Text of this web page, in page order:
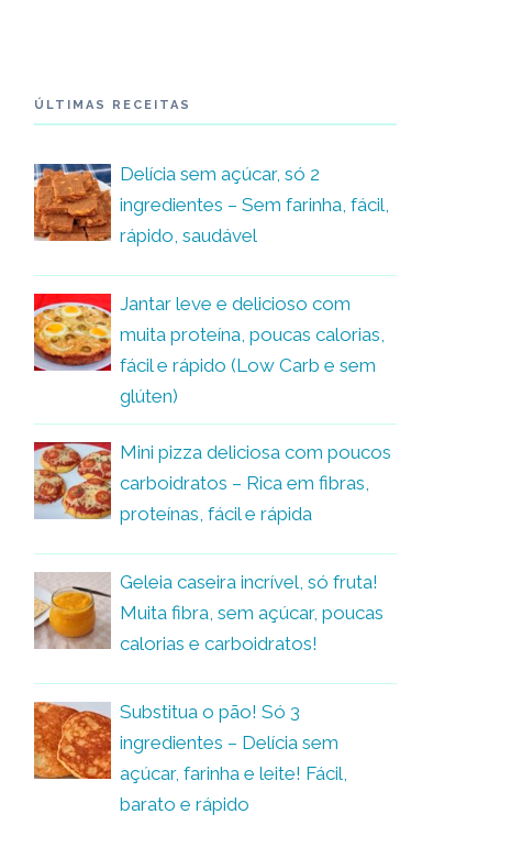
ÚLTIMAS RECEITAS
Delícia sem açúcar, só 2
ingredientes – Sem farinha, fácil,
rápido, saudável
Jantar leve e delicioso com
muita proteína, poucas calorias,
fácil e rápido (Low Carb e sem
glúten)
Mini pizza deliciosa com poucos
carboidratos – Rica em fibras,
proteínas, fácil e rápida
Geleia caseira incrível, só fruta!
Muita fibra, sem açúcar, poucas
calorias e carboidratos!
Substitua o pão! Só 3
ingredientes – Delícia sem
açúcar, farinha e leite! Fácil,
barato e rápido